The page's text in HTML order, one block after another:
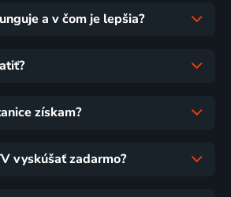
a v čom je lepšia?
získam?
vyskúšať zadarmo?